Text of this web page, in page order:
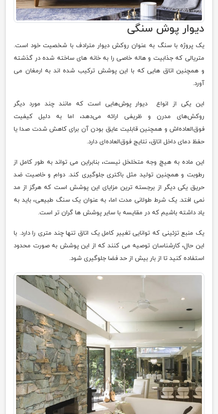
دیوار پوش سنگی
یک پروژه با سنگ به عنوان روکش دیوار مترادف با شخصیت خود است.
متریالی که جذابیت و هاله خاصی را به خانه های ساخته شده در گذشته
و همچنین اتاق هایی که با این پوشش ترکیب شده اند به ارمغان می
آورد.
این یکی از انواع دیوار پوش‌هایی است که مانند چند مورد دیگر
روکش‌های مدرن و ظریفی ارائه می‌دهد، اما به دلیل کیفیت
فوق‌العاده‌اش و همچنین قابلیت عایق بودن آن برای کاهش شدت صدا یا
حفظ دمای داخل اتاق، نتایج فوق‌العاده‌ای دارد.
این ماده به هیچ وجه متخلخل نیست، بنابراین می تواند به طور کامل از
رطوبت و همچنین تولید مثل باکتری جلوگیری کند. دوام و خاصیت ضد
حریق یکی دیگر از برجسته ترین مزایای این پوشش است که هرگز از مد
نمی افتد. یک شرط طولانی مدت اما، به عنوان یک سنگ طبیعی، باید به
یاد داشته باشیم که در مقایسه با سایر پوشش ها گران تر است.
یک منبع تزئینی که توانایی تغییر کامل یک اتاق تنها چند متری را دارد. با
این حال، کارشناسان توصیه می کنند که از این پوشش به صورت محدود
استفاده کنید تا از بار بیش از حد فضا جلوگیری شود.